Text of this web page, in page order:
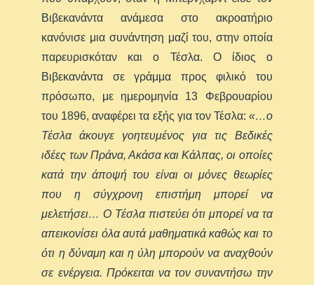
Βιβεκανάντα ανάμεσα στο ακροατήριο
κανόνισε μια συνάντηση μαζί του, στην οποία
παρευρισκόταν και ο Τέσλα. Ο ίδιος ο
Βιβεκανάντα σε γράμμα προς φιλικό του
πρόσωπο, με ημερομηνία 13 Φεβρουαρίου
του 1896, αναφέρει τα εξής για τον Τέσλα: «…ο
Τέσλα άκουγε γοητευμένος για τις Βεδικές
ιδέες των Πράνα, Ακάσα και Κάλπας, οι οποίες
κατά την άποψή του είναι οι μόνες θεωρίες
που η σύγχρονη επιστήμη μπορεί να
μελετήσει… Ο Τέσλα πιστεύει ότι μπορεί να τα
απεικονίσει όλα αυτά μαθηματικά καθώς και το
ότι η δύναμη και η ύλη μπορούν να αναχθούν
σε ενέργεια. Πρόκειται να τον συναντήσω την